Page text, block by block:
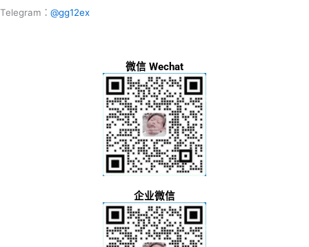
Telegram： @gg12ex
微信 Wechat
企业微信